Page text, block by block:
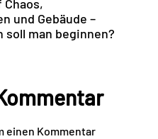
Chaos,
und Gebäude –
soll man beginnen?
einen Kommentar